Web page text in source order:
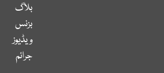
بلاگ
بزنس
ویڈیوز
جرائم